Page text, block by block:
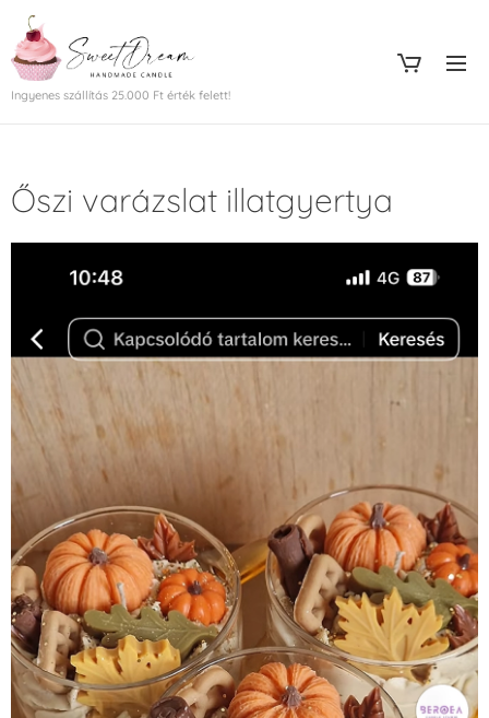
Ingyenes szállítás 25.000 Ft érték felett!
Őszi varázslat illatgyertya